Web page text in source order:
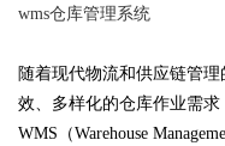
wms仓库管理系统
随着现代物流和供应链管
效、多样化的仓库作业需
WMS（Warehouse
您的权益保驾护航